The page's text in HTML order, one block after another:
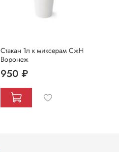
Стакан 1л к миксерам СжН
Воронеж
950 ₽